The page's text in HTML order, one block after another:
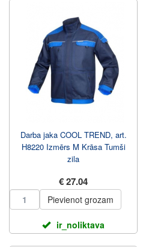
Darba jaka COOL TREND, art.
H8220 Izmērs M Krāsa Tumši
zila
€ 27.04
Pievienot grozam
ir_noliktava